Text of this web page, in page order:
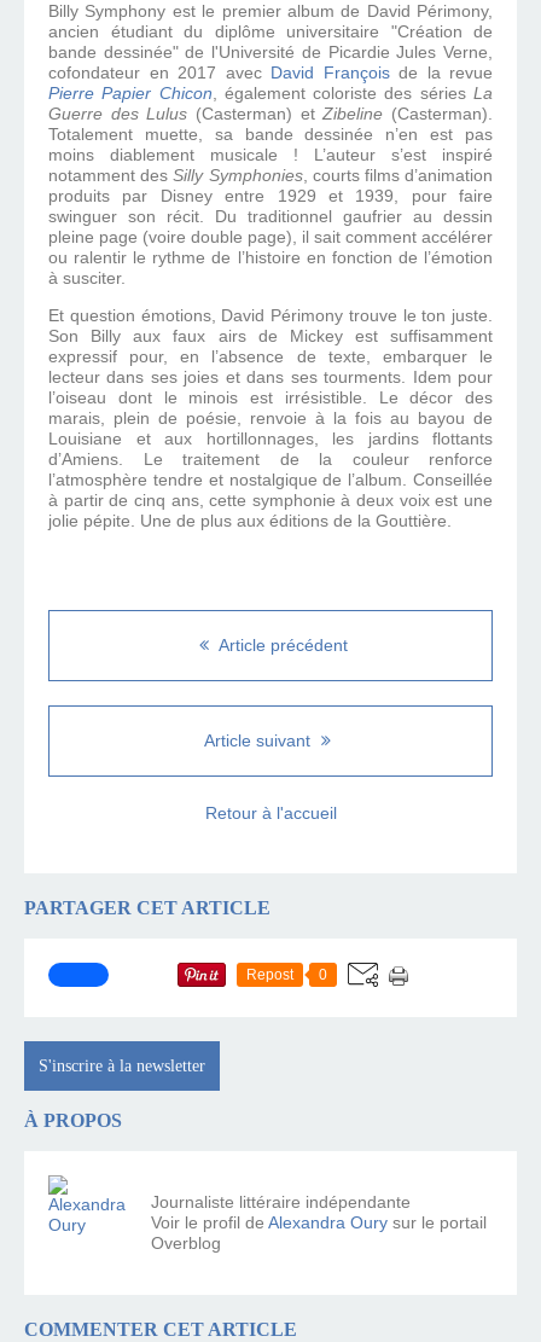
Billy Symphony est le premier album de David Périmony,
ancien étudiant du diplôme universitaire "Création de
bande dessinée" de l'Université de Picardie Jules Verne,
cofondateur en 2017 avec David Françoisde la revue
Pierre Papier Chicon, également coloriste des sériesLa
Guerre des Lulus (Casterman) etZibeline (Casterman).
Totalement muette, sa bande dessinée n’en est pas
moins diablement musicale ! L’auteur s’est inspiré
notamment desSilly Symphonies, courts films d’animation
produits par Disney entre 1929 et 1939, pour faire
swinguer son récit. Du traditionnel gaufrier au dessin
pleine page (voire double page), il sait comment accélérer
ou ralentir le rythme de l’histoire en fonction de l’émotion
à susciter.
Et question émotions, David Périmony trouve le ton juste.
Son Billy aux faux airs de Mickey est suffisamment
expressif pour, en l’absence de texte, embarquer le
lecteur dans ses joies et dans ses tourments. Idem pour
l’oiseau dont le minois est irrésistible. Le décor des
marais, plein de poésie, renvoie à la fois au bayou de
Louisiane et aux hortillonnages, les jardins flottants
d’Amiens. Le traitement de la couleur renforce
l’atmosphère tendre et nostalgique de l’album. Conseillée
à partir de cinq ans, cette symphonie à deux voix est une
jolie pépite. Une de plus aux éditions de la Gouttière.
Article précédent
Article suivant
Retour à l'accueil
PARTAGER CET ARTICLE
Repost 0
S'inscrire à la newsletter
À PROPOS
Journaliste littéraire indépendante
Voir le profil de Alexandra Oury sur le portail
Overblog
COMMENTER CET ARTICLE